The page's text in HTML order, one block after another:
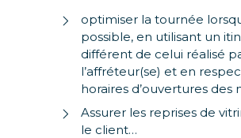
optimiser la tournée
possible, en utilisant un
différent de celui réalisé
l’affréteur(se) et en
horaires d’ouvertures des
Assurer les reprises de
le client…